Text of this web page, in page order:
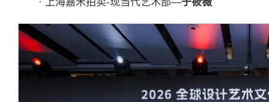
· 上海嘉禾拍卖-现当代艺术部—于筱薇